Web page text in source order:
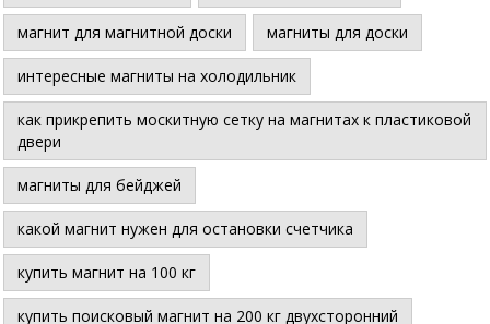
магнит для магнитной доски магниты для доски
интересные магниты на холодильник
как прикрепить москитную сетку на магнитах к пластиковой
двери
магниты для бейджей
какой магнит нужен для остановки счетчика
купить магнит на 100 кг
купить поисковый магнит на 200 кг двухсторонний